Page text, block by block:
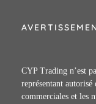
CYP Trading n’est
représentant autorisé
commerciales et les